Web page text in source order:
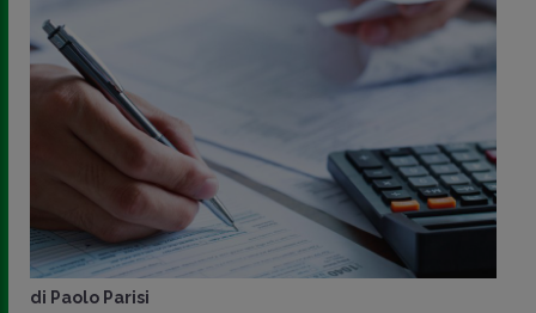
Paolo Parisi